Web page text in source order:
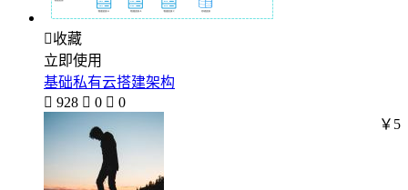
收藏
立即使用
基础私有云搭建架构
 928  0  0
￥5